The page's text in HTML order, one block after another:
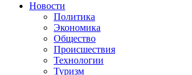
Новости
Политика
Экономика
Общество
Происшествия
Технологии
Туризм